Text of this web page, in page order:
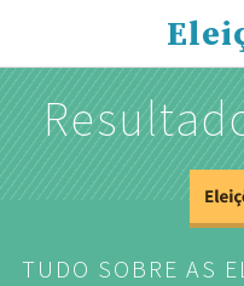
TUDO SOBRE AS